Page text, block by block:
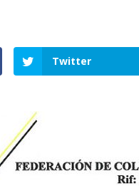
Twitter